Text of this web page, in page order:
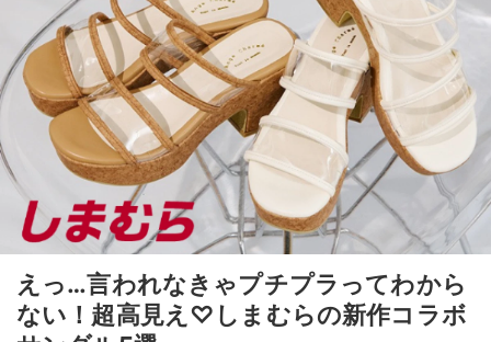
えっ…言われなきゃプチプラってわから
ない！超高見え♡しまむらの新作コラボ